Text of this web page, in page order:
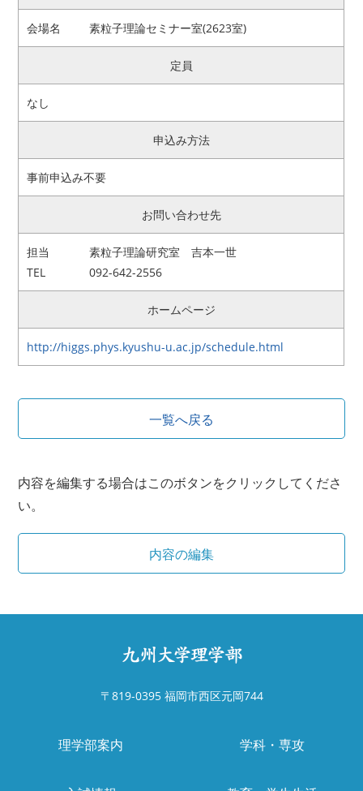
会場名 素粒子理論セミナー室(2623室)
定員
なし
申込み方法
事前申込み不要
お問い合わせ先
担当
素粒子理論研究室 吉本一世
TEL
092-642-2556
ホームページ
http://higgs.phys.kyushu-u.ac.jp/schedule.html
一覧へ戻る
内容を編集する場合はこのボタンをクリックしてくださ
い。
〒819-0395 福岡市西区元岡744
理学部案内 学科・専攻